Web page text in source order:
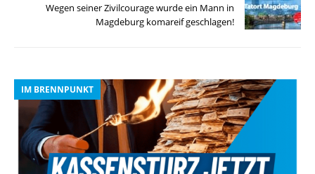
Wegen seiner Zivilcourage wurde ein Mann in
Magdeburg komareif geschlagen!
IM BRENNPUNKT